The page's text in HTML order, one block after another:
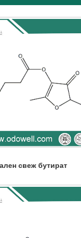
свеж бутират